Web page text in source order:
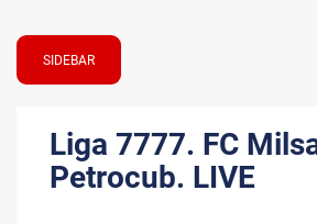
SIDEBAR
Liga 7777. FC
Petrocub. LIVE